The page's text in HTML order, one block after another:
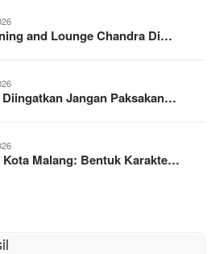
and Lounge Chandra Di…
Jangan Paksakan…
Kota Malang: Bentuk Karakte…